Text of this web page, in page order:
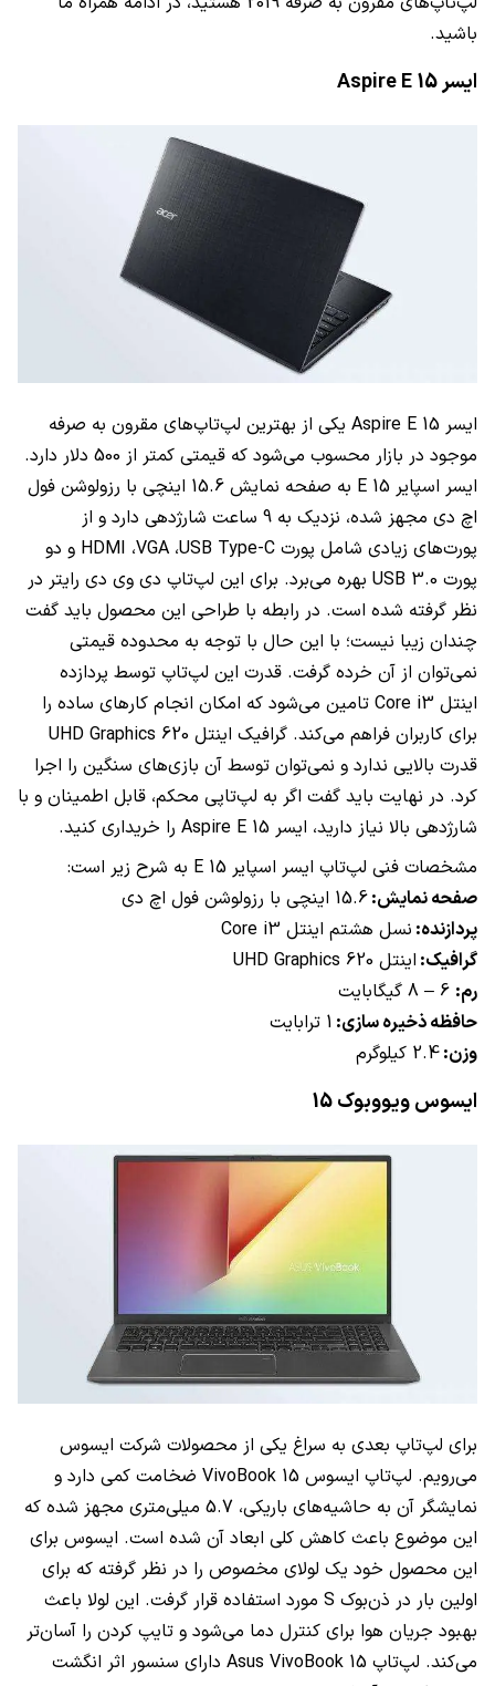
باشید.
ایسرAspire E 15
ایسر Aspire E 15 یکی از بهترین لپ‌تاپ‌های مقرون به صرفه
موجود در بازار محسوب می‌شود که قیمتی کمتر از 500 دلار دارد.
ایسر اسپایر E 15
به صفحه نمایش 15.6 اینچی با رزولوشن فول
اچ دی مجهز شده، نزدیک به 9 ساعت شارژدهی دارد و از
پورت‌های زیادی شامل پورت USB Type-C، VGA، HDMI و دو
پورت USB 3.0 بهره می‌برد. برای این لپ‌تاپ‌ دی وی دی رایتر در
نظر گرفته شده است. در رابطه با طراحی این محصول باید گفت
چندان زیبا نیست؛ با این حال با توجه به محدوده قیمتی
نمی‌توان از آن خرده گرفت. قدرت این لپ‌تاپ‌ توسط پردازده
اینتل Core i3 تامین می‌شود که امکان انجام کارهای ساده را
برای کاربران فراهم می‌کند. گرافیک اینتل UHD Graphics 620
قدرت بالایی ندارد و نمی‌توان توسط آن بازی‌های سنگین را اجرا
کرد. در نهایت باید گفت اگر به لپ‌تاپی محکم، قابل اطمینان و با
شارژدهی بالا نیاز دارید، ایسر Aspire E 15 را خریداری کنید.
مشخصات فنی لپ‌تاپ ایسر اسپایر E 15 به شرح زیر است:
صفحه نمایش:15.6 اینچی با رزولوشن فول اچ دی
پردازنده: نسل هشتم اینتل Core i3
گرافیک: اینتل UHD Graphics 620
رم:
حافظه ذخیره سازی: 1 ترابایت
وزن:2.4 کیلوگرم
ایسوس ویووبوک 15
برای لپ‌تاپ بعدی به سراغ یکی از محصولات شرکت ایسوس
می‌رویم. لپ‌تاپ ایسوس VivoBook 15 ضخامت کمی دارد و
نمایشگر آن به حاشیه‌های باریکی، 5.7 میلی‌متری مجهز شده که
این موضوع باعث کاهش کلی ابعاد آن شده است. ایسوس برای
این محصول خود یک لولای مخصوص را در نظر گرفته که برای
اولین بار در ذن‌بوک S مورد استفاده قرار گرفت. این لولا باعث
بهبود جریان هوا برای کنترل دما می‌شود و تایپ کردن را آسان‌تر
می‌کند. لپ‌تاپ Asus VivoBook 15 دارای سنسور اثر انگشت